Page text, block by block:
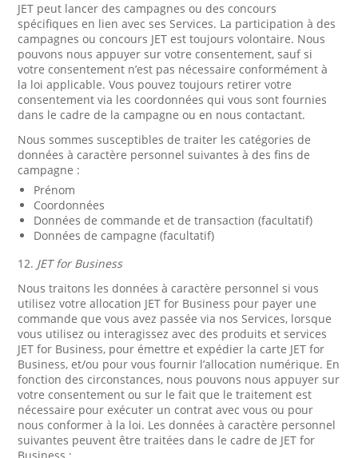
JET peut lancer des campagnes ou des concours
spécifiques en lien avec ses Services. La participation à des
campagnes ou concours JET est toujours volontaire. Nous
pouvons nous appuyer sur votre consentement, sauf si
votre consentement n’est pas nécessaire conformément à
la loi applicable. Vous pouvez toujours retirer votre
consentement via les coordonnées qui vous sont fournies
dans le cadre de la campagne ou en nous contactant.
Nous sommes susceptibles de traiter les catégories de
données à caractère personnel suivantes à des fins de
campagne :
Prénom
Coordonnées
Données de commande et de transaction (facultatif)
Données de campagne (facultatif)
12. JET for Business
Nous traitons les données à caractère personnel si vous
utilisez votre allocation JET for Business pour payer une
commande que vous avez passée via nos Services, lorsque
vous utilisez ou interagissez avec des produits et services
JET for Business, pour émettre et expédier la carte JET for
Business, et/ou pour vous fournir l’allocation numérique. En
fonction des circonstances, nous pouvons nous appuyer sur
votre consentement ou sur le fait que le traitement est
nécessaire pour exécuter un contrat avec vous ou pour
nous conformer à la loi. Les données à caractère personnel
suivantes peuvent être traitées dans le cadre de JET for